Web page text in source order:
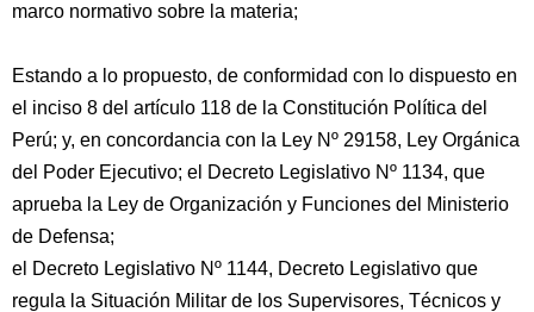
marco normativo sobre la materia;
Estando a lo propuesto, de conformidad con lo dispuesto en
el inciso 8 del artículo 118 de la Constitución Política del
Perú; y, en concordancia con la Ley Nº 29158, Ley Orgánica
del Poder Ejecutivo; el Decreto Legislativo Nº 1134, que
aprueba la Ley de Organización y Funciones del Ministerio
de Defensa;
el Decreto Legislativo Nº 1144, Decreto Legislativo que
regula la Situación Militar de los Supervisores, Técnicos y